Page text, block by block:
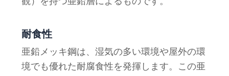
耐食性
亜鉛メッキ鋼は、湿気の多い環境や屋外の環
境でも優れた耐腐食性を発揮します。この亜